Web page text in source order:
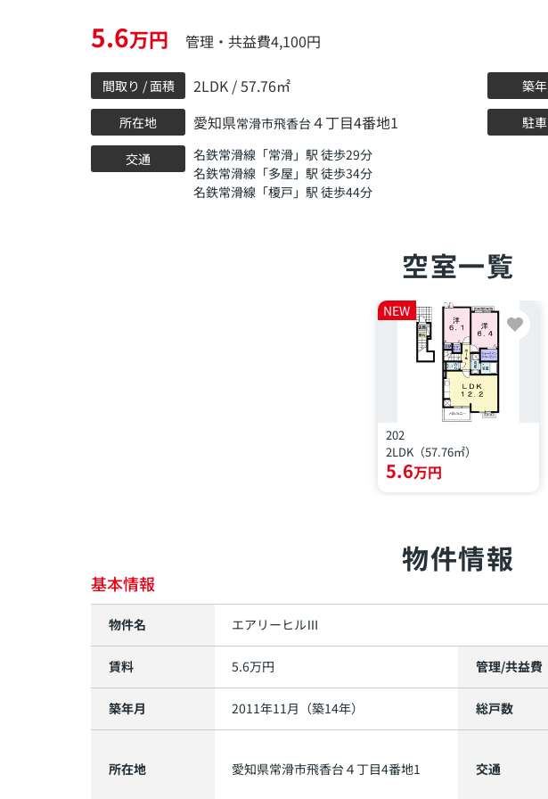
5.6万円 管理・共益費4,100円
間取り / 面積 2LDK / 57.76㎡ 築年
所在地 愛知県常滑市飛香台４丁目4番地1 駐車
交通 名鉄常滑線 「常滑」駅 徒歩29分
名鉄常滑線 「多屋 」駅 徒歩34分
名鉄常滑線 「榎戸 」駅 徒歩44分
空室一覧
NEW
202
2LDK（57.76㎡）
5.6万円
物件情報
基本情報
物件名 エアリーヒルⅢ
賃料 5.6万円 管理/共益費
築年月 2011年11月（築14年） 総戸数
所在地 愛知県常滑市飛香台４丁目4番地1 交通